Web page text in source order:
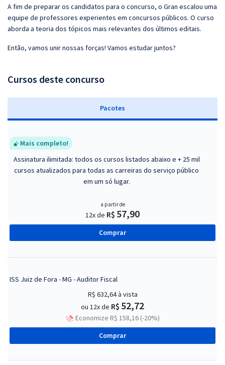
A fim de preparar os candidatos para o concurso, o Gran escalou uma
equipe de professores experientes em concursos públicos. O curso
aborda a teoria dos tópicos mais relevantes dos últimos editais.
Então, vamos unir nossas forças! Vamos estudar juntos?
Cursos deste concurso
Pacotes
Mais completo!
Assinatura ilimitada: todos os cursos listados abaixo e + 25 mil
cursos atualizados para todas as carreiras do serviço público
em um só lugar.
a partir de
12x de R$ 57,90
Comprar
ISS Juiz de Fora - MG - Auditor Fiscal
R$ 632,64à vista
ou 12x de R$ 52,72
Economize R$ 158,16 (-20%)
Comprar